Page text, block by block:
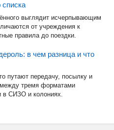
выглядит исчерпывающим
от учреждения к
правила до поездки.
в чем разница и что
путают передачу, посылку и
тремя форматами
в СИЗО и колониях.